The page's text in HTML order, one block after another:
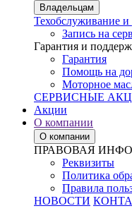
Владельцам
Техобслуживание и
Запись на
Гарантия и
Гарантия
Помощь на
Моторное
СЕРВИСНЫЕ
Акции
О компании
О компании
ПРАВОВАЯ
Реквизиты
Политика
Правила
НОВОСТИ